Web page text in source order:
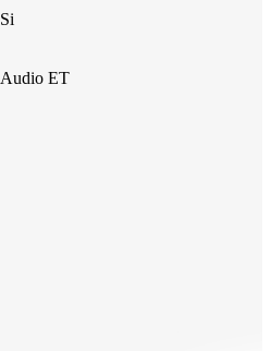
Si
Audio ET